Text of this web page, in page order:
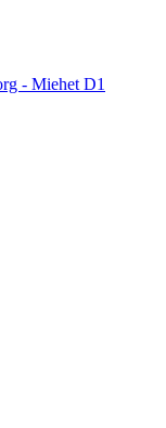
- Miehet D1